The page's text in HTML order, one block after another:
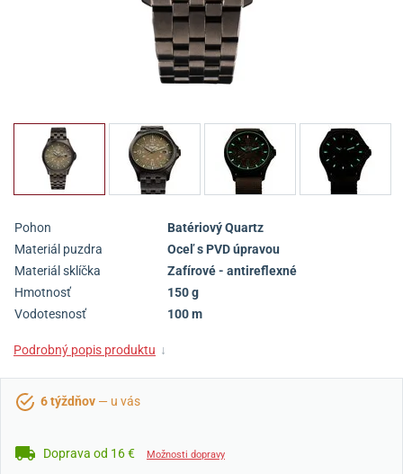
Pohon
Batériový Quartz
Materiál puzdra
Oceľ s PVD úpravou
Materiál sklíčka
Zafírové - antireflexné
Hmotnosť
150 g
Vodotesnosť
100 m
Podrobný popis produktu ↓
6 týždňov — u vás
Doprava od 16 € Možnosti dopravy